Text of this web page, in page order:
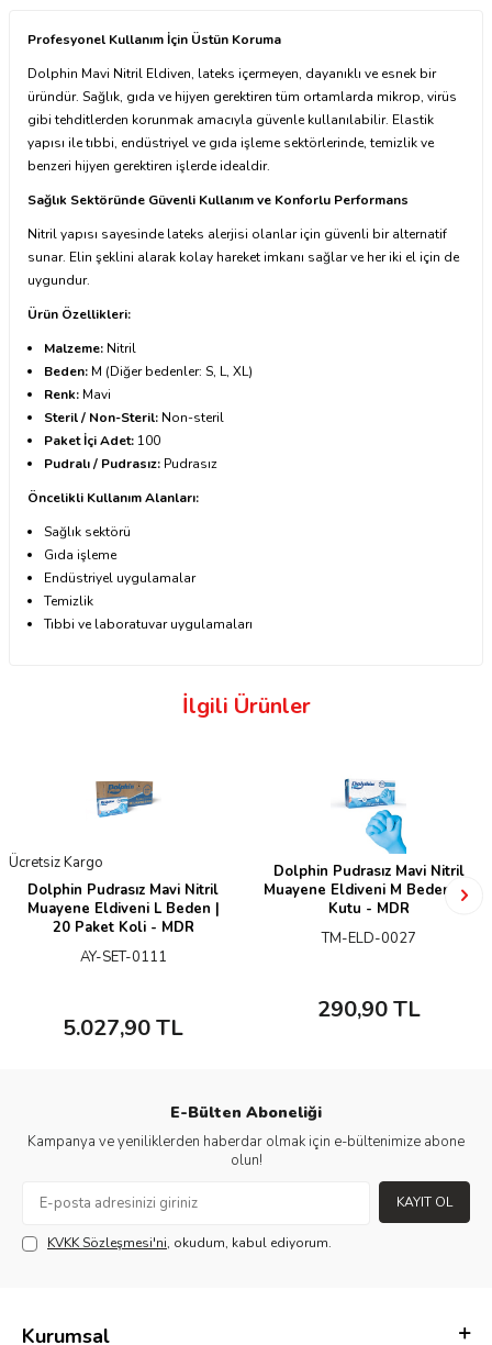
Profesyonel Kullanım İçin Üstün Koruma
Dolphin Mavi Nitril Eldiven, lateks içermeyen, dayanıklı ve esnek bir
üründür. Sağlık, gıda ve hijyen gerektiren tüm ortamlarda mikrop, virüs
gibi tehditlerden korunmak amacıyla güvenle kullanılabilir. Elastik
yapısı ile tıbbi, endüstriyel ve gıda işleme sektörlerinde, temizlik ve
benzeri hijyen gerektiren işlerde idealdir.
Sağlık Sektöründe Güvenli Kullanım ve Konforlu Performans
Nitril yapısı sayesinde lateks alerjisi olanlar için güvenli bir alternatif
sunar. Elin şeklini alarak kolay hareket imkanı sağlar ve her iki el için de
uygundur.
Ürün Özellikleri:
Malzeme: Nitril
Beden: M (Diğer bedenler: S, L, XL)
Renk: Mavi
Steril / Non-Steril: Non-steril
Paket İçi Adet: 100
Pudralı / Pudrasız: Pudrasız
Öncelikli Kullanım Alanları:
Sağlık sektörü
Gıda işleme
Endüstriyel uygulamalar
Temizlik
Tıbbi ve laboratuvar uygulamaları
İlgili Ürünler
Ücretsiz Kargo
Dolphin Pudrasız Mavi Nitril
Muayene Eldiveni L Beden |
20 Paket Koli - MDR
AY-SET-0111
5.027,90TL
Dolphin Pudrasız Mavi Nitril
Muayene Eldiveni M Beden | 1
Kutu - MDR
TM-ELD-0027
290,90TL
E-Bülten Aboneliği
Kampanya ve yeniliklerden haberdar olmak için e-bültenimize abone
olun!
KAYIT OL
KVKK Sözleşmesi'ni, okudum, kabul ediyorum.
Kurumsal